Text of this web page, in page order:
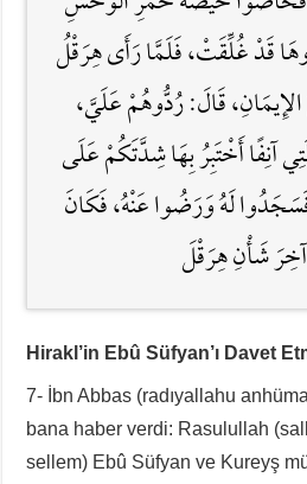
قَدْ غُلِّقَتْ، فَلَمَّا رَأَى هِرَقْلُ
قَالَ: رُدُّوهُمْ عَلَيَّ،
آنِفًا أَخْتَبِرُ بِهَا شِدَّتَكُمْ عَلَى
لَهُ وَرَضُوا عَنْهُ، فَكَانَ
شَأْنِ هِرَقْلَ
Hirakl’in Ebû Süfyan’ı Davet
7- İbn Abbas (radıyallahu
bana haber verdi: Rasulullah
sellem) Ebû Süfyan ve Kureyş